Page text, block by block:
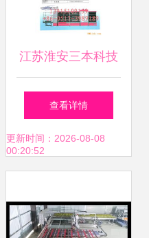
江苏淮安三本科技
中空玻璃设备厂
查看详情
更新时间：2026-08-08
00:20:52